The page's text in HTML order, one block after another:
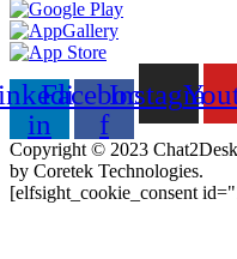
in
Facebook-
f
Instagram
Copyright © 2023
by Coretek Technologies.
[elfsight_cookie_consent